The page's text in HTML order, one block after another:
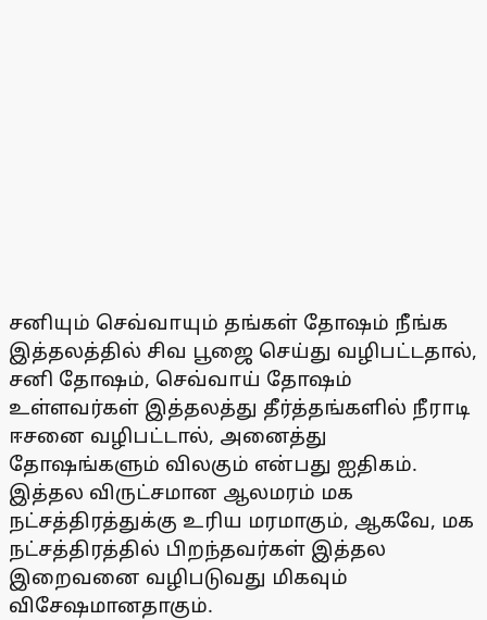
சனியும் செவ்வாயும் தங்கள் தோஷம் நீங்க
இத்தலத்தில் சிவ பூஜை செய்து வழிபட்டதால்,
சனி தோஷம், செவ்வாய் தோஷம்
உள்ளவர்கள் இத்தலத்து தீர்த்தங்களில் நீராடி
ஈசனை வழிபட்டால், அனைத்து
தோஷங்களும் விலகும் என்பது ஐதிகம்.
இத்தல விருட்சமான ஆலமரம் மக
நட்சத்திரத்துக்கு உரிய மரமாகும், ஆகவே, மக
நட்சத்திரத்தில் பிறந்தவர்கள் இத்தல
இறைவனை வழிபடுவது மிகவும்
விசேஷமானதாகும்.